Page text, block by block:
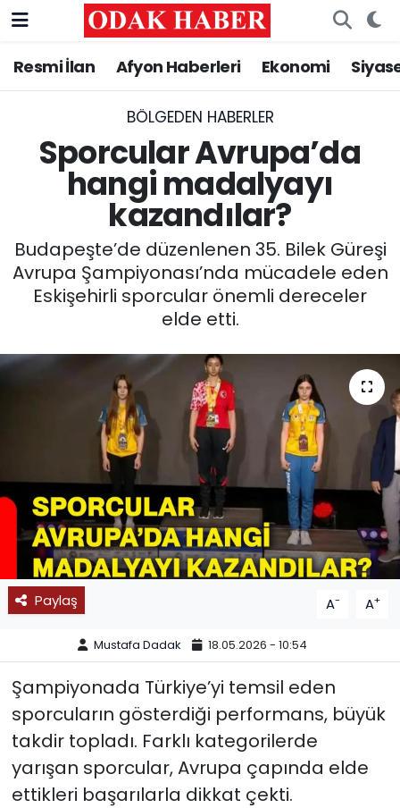
Resmi İlan Afyon Haberleri Ekonomi
BÖLGEDEN HABERLER
Sporcular Avrupa’da
hangi madalyayı
kazandılar?
Budapeşte’de düzenlenen 35. Bilek Güreşi
Avrupa Şampiyonası’nda mücadele eden
Eskişehirli sporcular önemli dereceler
elde etti.
Paylaş A- A+
Mustafa Dadak 18.05.2026 - 10:54
Şampiyonada Türkiye’yi temsil eden
sporcuların gösterdiği performans, büyük
takdir topladı. Farklı kategorilerde
yarışan sporcular, Avrupa çapında elde
ettikleri başarılarla dikkat çekti.
AFYONKARAHİSAR HABERLERİ
Resmi İlan
ASAYİŞ
GÜNCEL
SİYASET
EĞİTİM
11:11 MANŞET
Nöbetçi Eczaneler
Hava Durumu
Trafik Durumu
Süper Lig Puan Durumu ve Fikstür
Tüm Manşetler
Son Dakika Haberleri